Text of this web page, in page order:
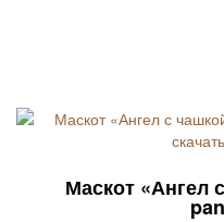
Маскот «Ангел